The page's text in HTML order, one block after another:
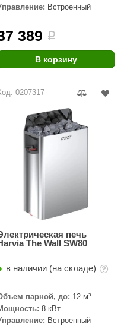
Встроенный
389 i
В корзину
0207317
печь
The Wall SW80
в наличии (на складе)
парной, до: 12 м³
8 кВт
Встроенный